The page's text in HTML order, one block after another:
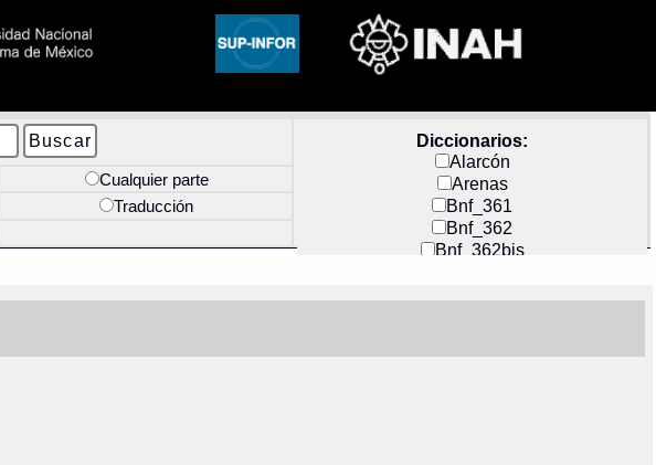
Diccionarios:
Alarcón
Arenas
Bnf_361
Bnf_362
Bnf_362bis
Docs_México
Cualquier parte
Traducción